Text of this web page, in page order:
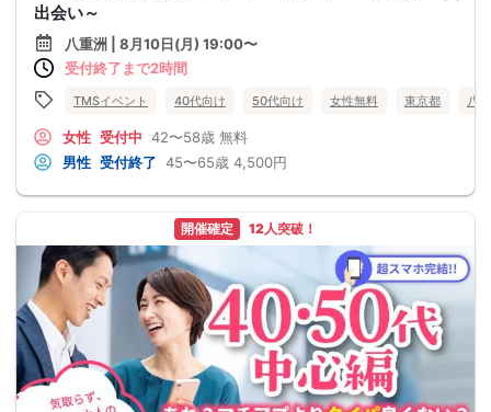
出会い～
八重洲 | 8月10日(月) 19:00〜
受付終了まで2時間
TMSイベント 40代向け 50代向け 女性無料 東京都 八
女性 受付中 42〜58歳 無料
男性 受付終了 45〜65歳 4,500円
開催確定 12人突破！